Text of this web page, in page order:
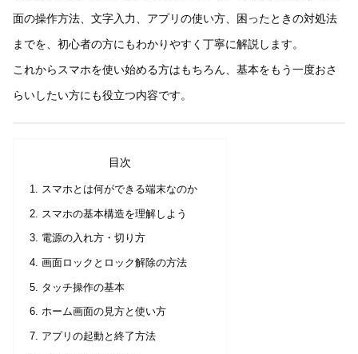
面の操作方法、文字入力、アプリの使い方、困ったときの対処法
までを、初心者の方にもわかりやすく丁寧に解説します。
これからスマホを使い始める方はもちろん、基本をもう一度おさ
らいしたい方にも役立つ内容です。
目次
スマホとは何ができる端末なのか
スマホの基本構造を理解しよう
電源の入れ方・切り方
画面ロックとロック解除の方法
タッチ操作の基本
ホーム画面の見方と使い方
アプリの起動と終了方法